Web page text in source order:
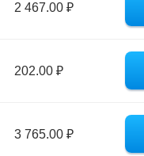
2 467.00 ₽
202.00 ₽
3 765.00 ₽